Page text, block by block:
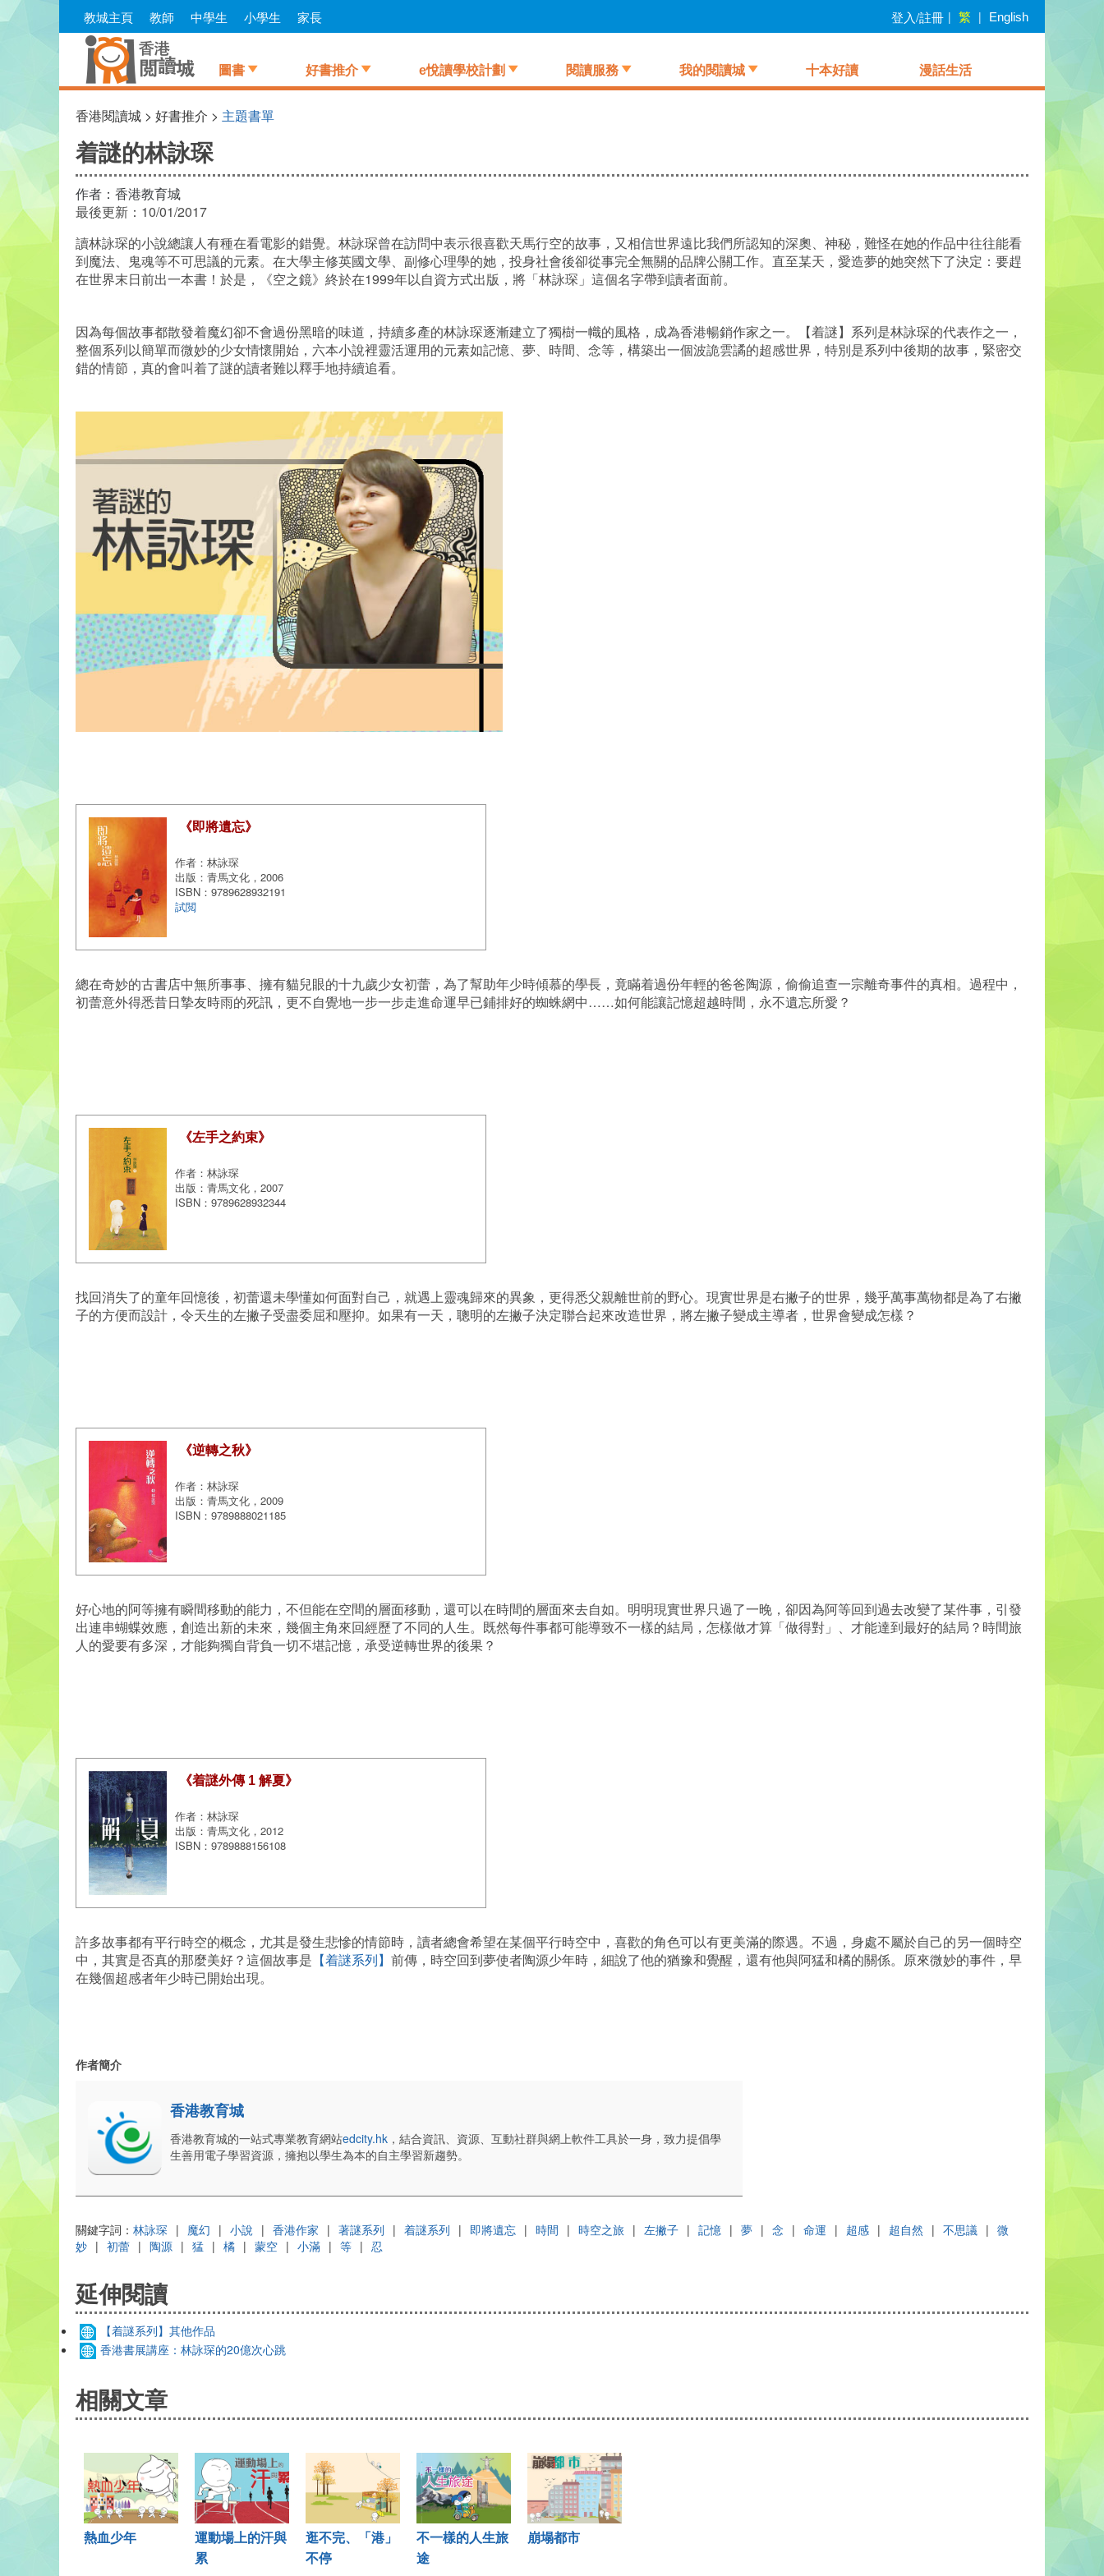
Skip
to
教城主頁 教師 中學生 小學生 家長 登入/註冊 | 繁 | English
圖書 好書推介 e悅讀學校計劃 閱讀服務 我的閱讀城 十本好讀 漫話生活
香港閱讀城 > 好書推介 > 主題書單
着謎的林詠琛
作者： 香港教育城
最後更新： 10/01/2017
讀林詠琛的小說總讓人有種在看電影的錯覺。林詠琛曾在訪問中表示很喜歡天馬行空的故事，又相信世界遠比我們所認知的深奧、神秘，難怪在她的作品中往往能看
到魔法、鬼魂等不可思議的元素。在大學主修英國文學、副修心理學的她，投身社會後卻從事完全無關的品牌公關工作。直至某天，愛造夢的她突然下了決定：要趕
在世界末日前出一本書！於是，《空之鏡》終於在1999年以自資方式出版，將「林詠琛」這個名字帶到讀者面前。
因為每個故事都散發着魔幻卻不會過份黑暗的味道，持續多產的林詠琛逐漸建立了獨樹一幟的風格，成為香港暢銷作家之一。【着謎】系列是林詠琛的代表作之一，
整個系列以簡單而微妙的少女情懷開始，六本小說裡靈活運用的元素如記憶、夢、時間、念等，構築出一個波詭雲譎的超感世界，特別是系列中後期的故事，緊密交
錯的情節，真的會叫着了謎的讀者難以釋手地持續追看。
《即將遺忘》
作者：林詠琛
出版：青馬文化，2006
ISBN：9789628932191
試閲
總在奇妙的古書店中無所事事、擁有貓兒眼的十九歲少女初蕾，為了幫助年少時傾慕的學長，竟瞞着過份年輕的爸爸陶源，偷偷追查一宗離奇事件的真相。過程中，
初蕾意外得悉昔日摯友時雨的死訊，更不自覺地一步一步走進命運早已鋪排好的蜘蛛網中……如何能讓記憶超越時間，永不遺忘所愛？
《左手之約束》
作者：林詠琛
出版：青馬文化，2007
ISBN：9789628932344
找回消失了的童年回憶後，初蕾還未學懂如何面對自己，就遇上靈魂歸來的異象，更得悉父親離世前的野心。現實世界是右撇子的世界，幾乎萬事萬物都是為了右撇
子的方便而設計，令天生的左撇子受盡委屈和壓抑。如果有一天，聰明的左撇子決定聯合起來改造世界，將左撇子變成主導者，世界會變成怎樣？
《逆轉之秋》
作者：林詠琛
出版：青馬文化，2009
ISBN：9789888021185
好心地的阿等擁有瞬間移動的能力，不但能在空間的層面移動，還可以在時間的層面來去自如。明明現實世界只過了一晚，卻因為阿等回到過去改變了某件事，引發
出連串蝴蝶效應，創造出新的未來，幾個主角來回經歷了不同的人生。既然每件事都可能導致不一樣的結局，怎樣做才算「做得對」、才能達到最好的結局？時間旅
人的愛要有多深，才能夠獨自背負一切不堪記憶，承受逆轉世界的後果？
《着謎外傳 1 解夏》
作者：林詠琛
出版：青馬文化，2012
ISBN：9789888156108
許多故事都有平行時空的概念，尤其是發生悲慘的情節時，讀者總會希望在某個平行時空中，喜歡的角色可以有更美滿的際遇。不過，身處不屬於自己的另一個時空
中，其實是否真的那麼美好？這個故事是 【着謎系列】 前傳，時空回到夢使者陶源少年時，細說了他的猶豫和覺醒，還有他與阿猛和橘的關係。原來微妙的事件，早
在幾個超感者年少時已開始出現。
作者簡介
香港教育城
香港教育城的一站式專業教育網站edcity.hk ，結合資訊、資源、互動社群與網上軟件工具於一身，致力提倡學
生善用電子學習資源，擁抱以學生為本的自主學習新趨勢。
關鍵字詞： 林詠琛 | 魔幻 | 小說 | 香港作家 | 著謎系列 | 着謎系列 | 即將遺忘 | 時間 | 時空之旅 | 左撇子 | 記憶 | 夢 | 念 | 命運 | 超感 | 超自然 | 不思議 | 微
妙 | 初蕾 | 陶源 | 猛 | 橘 | 蒙空 | 小滿 | 等 | 忍
延伸閱讀
【着謎系列】其他作品
香港書展講座：林詠琛的20億次心跳
相關文章
熱血少年
運動場上的汗與
累
逛不完、「港」
不停
不一樣的人生旅
途
崩塌都市